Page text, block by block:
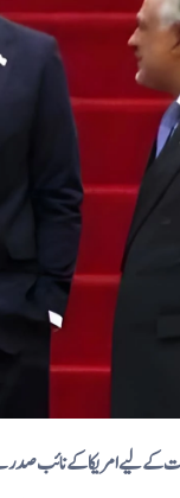
لیے امریکا کے نائب صدر